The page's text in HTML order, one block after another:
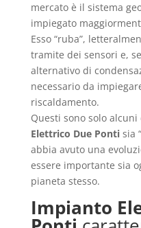
mercato è il sistema
impiegato
Esso “ruba”,
tramite dei sensori e,
alternativo di
necessario da
riscaldamento.
Questi sono solo
Elettrico Due Pontisia
abbia avuto una
essere importante sia
pianeta stesso.
Impianto